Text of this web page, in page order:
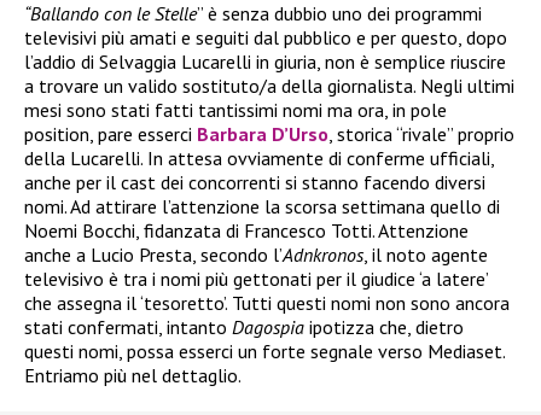
“Ballando con le Stelle” è senza dubbio uno dei programmi
televisivi più amati e seguiti dal pubblico e per questo, dopo
l’addio di Selvaggia Lucarelli in giuria, non è semplice riuscire
a trovare un valido sostituto/a della giornalista. Negli ultimi
mesi sono stati fatti tantissimi nomi ma ora, in pole
position, pare esserci Barbara D’Urso, storica “rivale” proprio
della Lucarelli. In attesa ovviamente di conferme ufficiali,
anche per il cast dei concorrenti si stanno facendo diversi
nomi. Ad attirare l’attenzione la scorsa settimana quello di
Noemi Bocchi, fidanzata di Francesco Totti. Attenzione
anche a Lucio Presta, secondo l’Adnkronos, il noto agente
televisivo è tra i nomi più gettonati per il giudice ‘a latere’
che assegna il ‘tesoretto’. Tutti questi nomi non sono ancora
stati confermati, intanto Dagospia ipotizza che, dietro
questi nomi, possa esserci un forte segnale verso Mediaset.
Entriamo più nel dettaglio.